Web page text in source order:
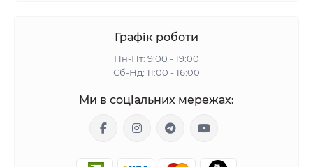
Графік роботи
Пн-Пт: 9:00 - 19:00
Сб-Нд: 11:00 - 16:00
Ми в соціальних мережах: